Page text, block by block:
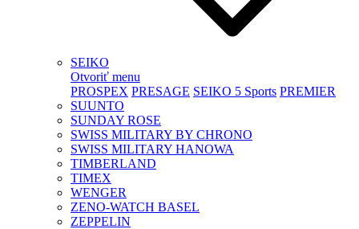
SEIKO
Otvoriť menu
PROSPEX PRESAGE SEIKO 5 Sports PREMIER
SUUNTO
SUNDAY ROSE
SWISS MILITARY BY CHRONO
SWISS MILITARY HANOWA
TIMBERLAND
TIMEX
WENGER
ZENO-WATCH BASEL
ZEPPELIN